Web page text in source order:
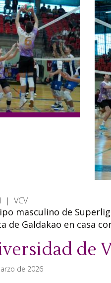
| VCV
masculino de
de Galdakao en casa
de
de 2026